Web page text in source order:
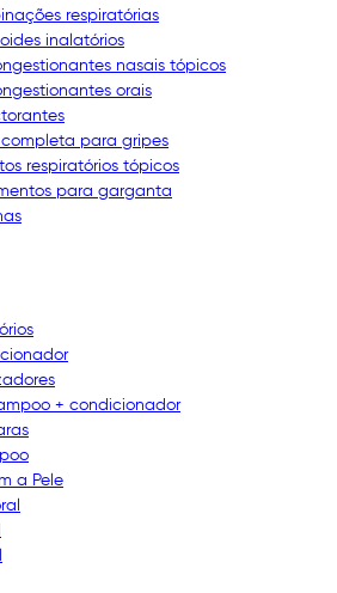
respiratórias
inalatórios
nasais tópicos
orais
completa para gripes
respiratórios tópicos
para garganta
+ condicionador
a Pele